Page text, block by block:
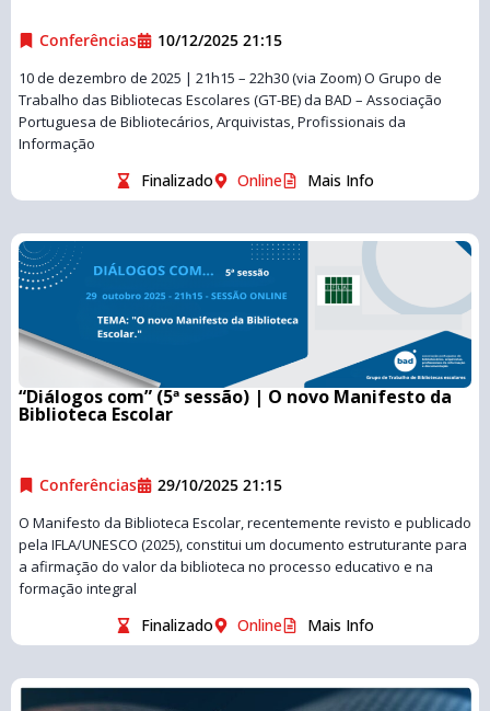
Conferências 10/12/2025 21:15
10 de dezembro de 2025 | 21h15 – 22h30 (via Zoom) O Grupo de
Trabalho das Bibliotecas Escolares (GT-BE) da BAD – Associação
Portuguesa de Bibliotecários, Arquivistas, Profissionais da
Informação
Finalizado Online Mais Info
“Diálogos com” (5ª sessão) | O novo Manifesto da
Biblioteca Escolar
Conferências 29/10/2025 21:15
O Manifesto da Biblioteca Escolar, recentemente revisto e publicado
pela IFLA/UNESCO (2025), constitui um documento estruturante para
a afirmação do valor da biblioteca no processo educativo e na
formação integral
Finalizado Online Mais Info